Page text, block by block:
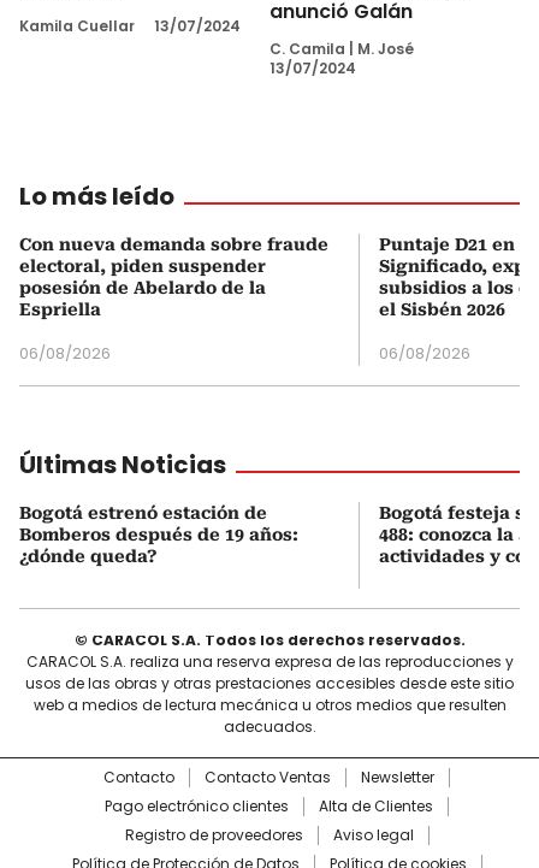
Kamila Cuellar 13/07/2024
anunció Galán
C. Camila
M. José
13/07/2024
Lo más leído
Con nueva demanda sobre fraude
electoral, piden suspender
posesión de Abelardo de la
Espriella
06/08/2026
Puntaje D21 en
Significado,
subsidios a los
el Sisbén 2026
06/08/2026
Últimas Noticias
Bogotá estrenó estación de
Bomberos después de 19 años:
¿dónde queda?
Bogotá festeja
488: conozca la
actividades y
© CARACOL S.A. Todos los derechos reservados.
CARACOL S.A. realiza una reserva expresa de las reproducciones y
usos de las obras y otras prestaciones accesibles desde este sitio
web a medios de lectura mecánica u otros medios que resulten
adecuados.
Contacto Contacto Ventas
Newsletter
Pago electrónico clientes
Alta de Clientes
Registro de proveedores
Aviso legal
Política de Protección de Datos
Política de cookies